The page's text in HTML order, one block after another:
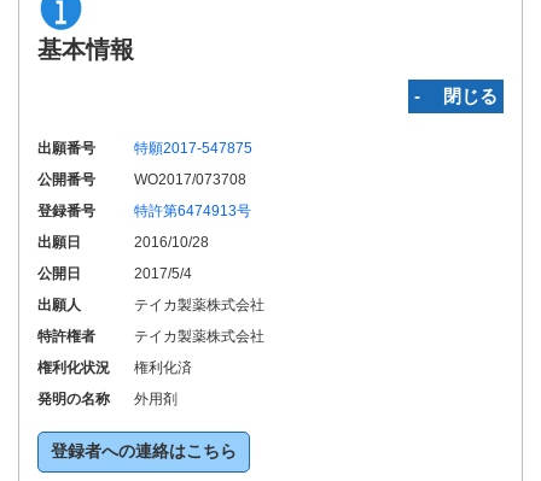
基本情報
‐ 閉じる
出願番号
特願2017-547875
公開番号
WO2017/073708
登録番号
特許第6474913号
出願日
2016/10/28
公開日
2017/5/4
出願人
テイカ製薬株式会社
特許権者
テイカ製薬株式会社
権利化状況
権利化済
発明の名称
外用剤
登録者への連絡はこちら